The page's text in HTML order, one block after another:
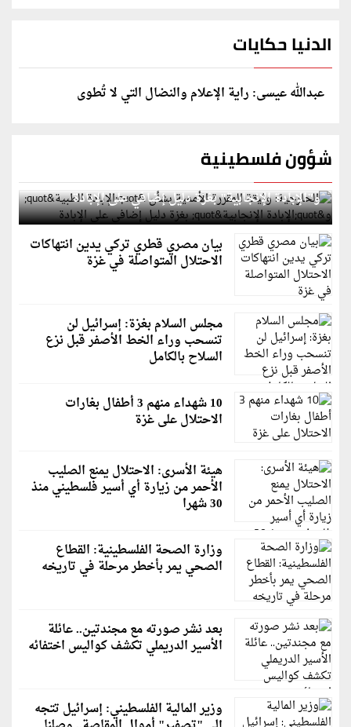
الدنيا حكايات
عبدالله عيسى: راية الإعلام والنضال التي لا تُطوى
شؤون فلسطينية
الخارجية: وثيقة المقررة الأممية بشأن "الإبادة الطبية"
و"الإبادة الإنجابية" بغزة دليل إضافي على الإبادة
بيان مصري قطري تركي يدين انتهاكات
الاحتلال المتواصلة في غزة
مجلس السلام بغزة: إسرائيل لن
تنسحب وراء الخط الأصفر قبل نزع
السلاح بالكامل
10 شهداء منهم 3 أطفال بغارات
الاحتلال على غزة
هيئة الأسرى: الاحتلال يمنع الصليب
الأحمر من زيارة أي أسير فلسطيني منذ
30 شهرا
وزارة الصحة الفلسطينية: القطاع
الصحي يمر بأخطر مرحلة في تاريخه
بعد نشر صورته مع مجندتين.. عائلة
الأسير الدريملي تكشف كواليس اختفائه
وزير المالية الفلسطيني: إسرائيل تتجه